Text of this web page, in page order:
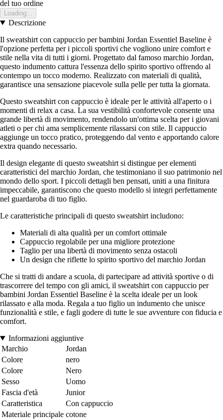
del tuo ordine
Loading...
Descrizione
Il sweatshirt con cappuccio per bambini Jordan Essentiel Baseline è
l'opzione perfetta per i piccoli sportivi che vogliono unire comfort e
stile nella vita di tutti i giorni. Progettato dal famoso marchio Jordan,
questo indumento cattura l'essenza dello spirito sportivo offrendo al
contempo un tocco moderno. Realizzato con materiali di qualità,
garantisce una sensazione piacevole sulla pelle per tutta la giornata.
Questo sweatshirt con cappuccio è ideale per le attività all'aperto o i
momenti di relax a casa. La sua vestibilità confortevole consente una
grande libertà di movimento, rendendolo un'ottima scelta per i giovani
atleti o per chi ama semplicemente rilassarsi con stile. Il cappuccio
aggiunge un tocco pratico, proteggendo dal vento e apportando calore
extra quando necessario.
Il design elegante di questo sweatshirt si distingue per elementi
caratteristici del marchio Jordan, che testimoniano il suo patrimonio nel
mondo dello sport. I piccoli dettagli ben pensati, uniti a una finitura
impeccabile, garantiscono che questo modello si integri perfettamente
nel guardaroba di tuo figlio.
Le caratteristiche principali di questo sweatshirt includono:
Materiali di alta qualità per un comfort ottimale
Cappuccio regolabile per una migliore protezione
Taglio per una libertà di movimento senza ostacoli
Un design che riflette lo spirito sportivo del marchio Jordan
Che si tratti di andare a scuola, di partecipare ad attività sportive o di
trascorrere del tempo con gli amici, il sweatshirt con cappuccio per
bambini Jordan Essentiel Baseline è la scelta ideale per un look
rilassato e alla moda. Regala a tuo figlio un indumento che unisce
funzionalità e stile, e fagli godere di tutte le sue avventure con fiducia e
comfort.
Informazioni aggiuntive
Marchio
Jordan
Colore
nero
Colore
Nero
Sesso
Uomo
Fascia d'età
Junior
Caratteristica
Con cappuccio
Materiale principale cotone